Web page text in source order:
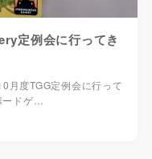
定例会に行ってき
月度TGG定例会に行って
ドゲ…